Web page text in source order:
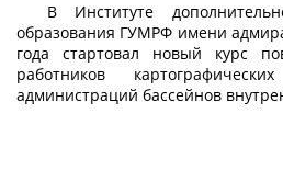
В Институте
образования ГУМРФ имени
года стартовал новый курс
работников
администраций бассейнов